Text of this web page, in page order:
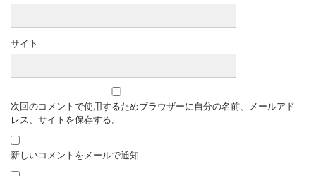
サイト
次回のコメントで使用するためブラウザーに自分の名前、メールアド
レス、サイトを保存する。
新しいコメントをメールで通知